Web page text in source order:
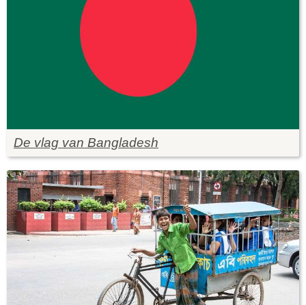
De vlag van Bangladesh